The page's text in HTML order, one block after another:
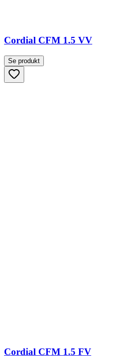
Cordial CFM 1.5 VV
Se produkt
Cordial CFM 1.5 FV